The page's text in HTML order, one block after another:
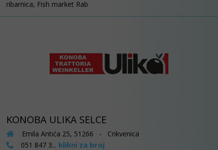
ribarnica, Fish market Rab
KONOBA ULIKA SELCE
Emila Antića 25, 51266 - Crikvenica
051 847 3... klikni za broj